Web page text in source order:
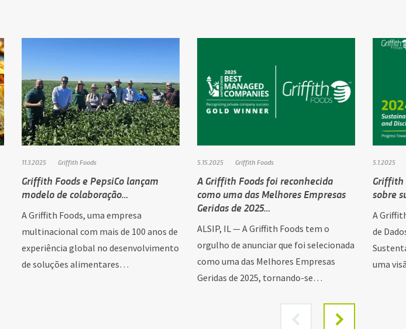
11.3.2025 Griffith Foods
Griffith Foods e PepsiCo lançam
modelo de colaboração…
A Griffith Foods, uma empresa
multinacional com mais de 100 anos de
experiência global no desenvolvimento
de soluções alimentares…
5.15.2025 Griffith Foods
A Griffith Foods foi reconhecida
como uma das Melhores Empresas
Geridas de 2025…
ALSIP, IL — A Griffith Foods tem o
orgulho de anunciar que foi selecionada
como uma das Melhores Empresas
Geridas de 2025, tornando-se…
5.1.2025
Griffith
sobre
A
de
uma